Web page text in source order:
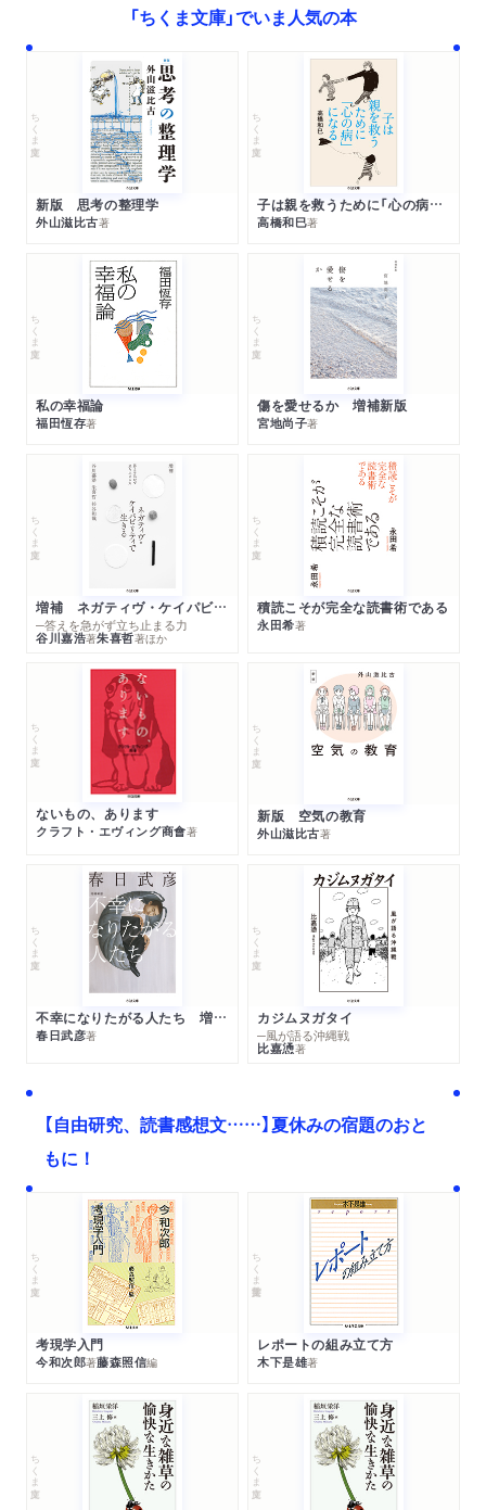
「ちくま文庫」でいま人気の本
ちくま文庫
新版 思考の整理学
外山滋比古著
ちくま文庫
子は親を救うために「心の病」になる
高橋和巳著
ちくま文庫
私の幸福論
福田恆存著
ちくま文庫
傷を愛せるか 増補新版
宮地尚子著
ちくま文庫
増補 ネガティヴ・ケイパビリティで生きる
─答えを急がず立ち止まる力
谷川嘉浩著朱喜哲著ほか
ちくま文庫
積読こそが完全な読書術である
永田希著
ちくま文庫
ないもの、あります
クラフト・エヴィング商會著
ちくま文庫
新版 空気の教育
外山滋比古著
ちくま文庫
不幸になりたがる人たち 増補新版
春日武彦著
ちくま文庫
カジムヌガタイ
─風が語る沖縄戦
比嘉慂著
【自由研究、読書感想文……】夏休みの宿題のおと
もに！
ちくま文庫
考現学入門
今和次郎著藤森照信編
ちくま学芸文庫
レポートの組み立て方
木下是雄著
ちくま文庫 ちくま文庫